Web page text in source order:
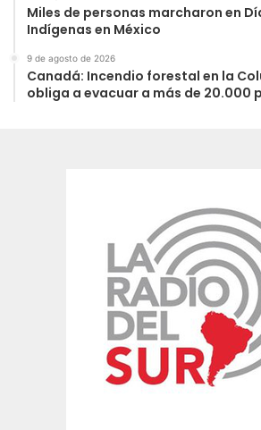
Miles de personas marcharon en
Indígenas en México
9 de agosto de 2026
Canadá: Incendio forestal en la
obliga a evacuar a más de 20.000